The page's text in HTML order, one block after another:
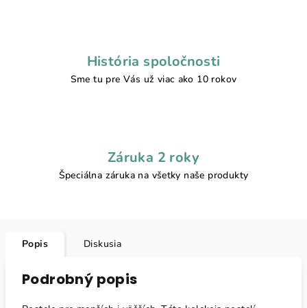
História spoločnosti
Sme tu pre Vás už viac ako 10 rokov
Záruka 2 roky
Špeciálna záruka na všetky naše produkty
Popis Diskusia
Podrobný popis